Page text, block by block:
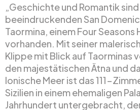
„Geschichte und Romantik
beeindruckenden San
Taormina, einem Four Seasons
vorhanden. Mit seiner
Klippe mit Blick auf Taorminas
den majestätischen Ätna und
Ionische Meer ist das 111-
Sizilien in einem ehemaligen
Jahrhundert untergebracht,